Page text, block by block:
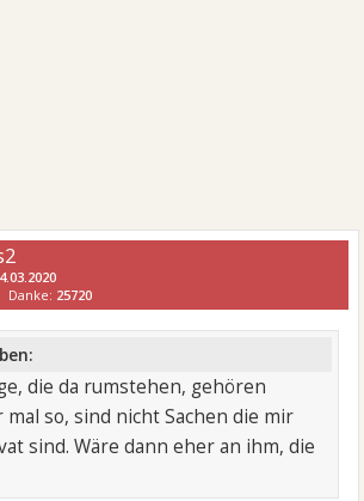
Danke: 25720
die da rumstehen, gehören
so, sind nicht Sachen die mir
sind. Wäre dann eher an ihm, die